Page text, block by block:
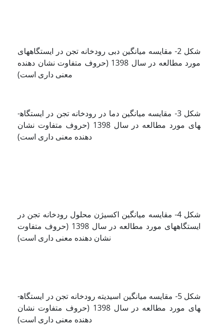
ﺷﻜﻞ 2- مقایسه میانگین دبی ﺭﻭﺩﺧﺎﻧﻪ ﺗﺠﻦ در ایستگاه­های
مورد مطالعه در سال 1398 (حروف متفاوت نشان دهنده
معنی داری است)
ﺷﻜﻞ 3- مقایسه میانگین دما در رﻭﺩﺧﺎﻧﻪ ﺗﺠﻦ در ایستگاه­
های مورد مطالعه در سال 1398 (حروف متفاوت نشان
دهنده معنی داری است)
ﺷﻜﻞ 4- مقایسه میانگین اکسیژن محلول ﺭﻭﺩﺧﺎﻧﻪ ﺗﺠﻦ در
ایستگاه­های مورد مطالعه در سال 1398 (حروف متفاوت
نشان دهنده معنی داری است)
ﺷﻜﻞ 5- مقایسه میانگین اسیدیته ﺭﻭﺩﺧﺎﻧﻪ ﺗﺠﻦ در ایستگاه­
های مورد مطالعه در سال 1398 (حروف متفاوت نشان
دهنده معنی داری است)